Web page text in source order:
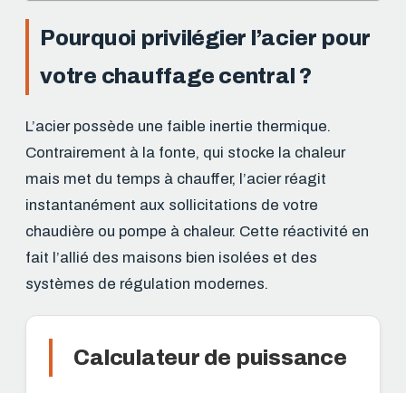
Pourquoi privilégier l’acier pour
votre chauffage central ?
L’acier possède une faible inertie thermique.
Contrairement à la fonte, qui stocke la chaleur
mais met du temps à chauffer, l’acier réagit
instantanément aux sollicitations de votre
chaudière ou pompe à chaleur. Cette réactivité en
fait l’allié des maisons bien isolées et des
systèmes de régulation modernes.
Calculateur de puissance